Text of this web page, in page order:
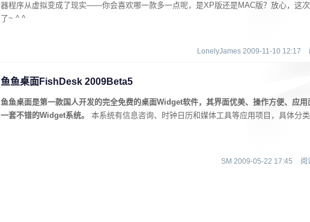
器程序从虚拟变成了现实——你会喜欢哪一款多一点呢，是XP版还是MAC版？放心，这
了~ ^ ^
LonelyJames 2009-11-10 12:17
鱼鱼桌面FishDesk 2009Beta5
鱼鱼桌面是第一款国人开发的完全免费的桌面Widget软件，其界面优美、操作方便、应
一套不错的Widget系统。
本系统有信息咨询、时钟日历和媒体工具等应用项目，具体分类
SM 2009-05-22 17:45 阅